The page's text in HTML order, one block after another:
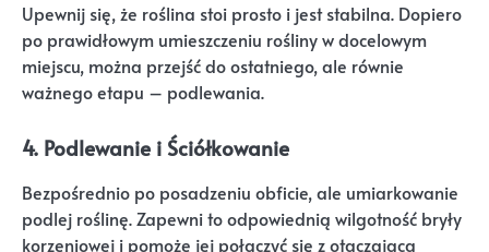
Upewnij się, że roślina stoi prosto i jest stabilna. Dopiero
po prawidłowym umieszczeniu rośliny w docelowym
miejscu, można przejść do ostatniego, ale równie
ważnego etapu – podlewania.
4. Podlewanie i Ściółkowanie
Bezpośrednio po posadzeniu obficie, ale umiarkowanie
podlej roślinę. Zapewni to odpowiednią wilgotność bryły
korzeniowej i pomoże jej połączyć się z otaczającą